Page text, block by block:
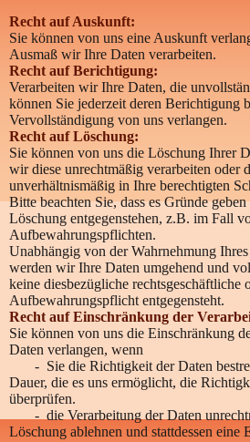
Recht auf Auskunft:
Sie können von uns eine Auskunft
Ausmaß wir Ihre Daten verarbeiten.
Recht auf Berichtigung:
Verarbeiten wir Ihre Daten, die
können Sie jederzeit deren Berichtigung
Vervollständigung von uns verlangen.
Recht auf Löschung:
Sie können von uns die Löschung Ihrer
wir diese unrechtmäßig verarbeiten oder
unverhältnismäßig in Ihre berechtigten
Bitte beachten Sie, dass es Gründe
Löschung entgegenstehen, z.B. im Fall
Aufbewahrungspflichten.
Unabhängig von der Wahrnehmung
werden wir Ihre Daten umgehend und
keine diesbezügliche rechtsgeschäftliche
Aufbewahrungspflicht entgegensteht.
Recht auf Einschränkung der
Sie können von uns die Einschränkung
Daten verlangen, wenn
- Sie die Richtigkeit der Daten
Dauer, die es uns ermöglicht, die
überprüfen.
- die Verarbeitung der Daten
Löschung ablehnen und stattdessen eine